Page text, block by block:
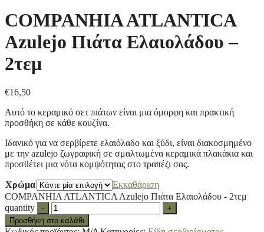
COMPANHIA ATLANTICA
Azulejo Πιάτα Ελαιολάδου –
2τεμ
€16,50
Αυτό το κεραμικό σετ πιάτων είναι μια όμορφη και πρακτική
προσθήκη σε κάθε κουζίνα.
Ιδανικό για να σερβίρετε ελαιόλαδο και ξύδι, είναι διακοσμημένο
με την azulejo ζωγραφική σε σμαλτωμένα κεραμικά πλακάκια και
προσθέτει μια νότα κομψότητας στο τραπέζι σας.
Χρώμα
Εκκαθάριση
COMPANHIA ATLANTICA Azulejo Πιάτα Ελαιολάδου - 2τεμ
quantity
-
+
Προσθήκη στο καλάθι